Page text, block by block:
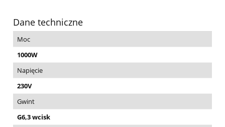
Dane techniczne
Moc
1000W
Napięcie
230V
Gwint
G6,3 wcisk